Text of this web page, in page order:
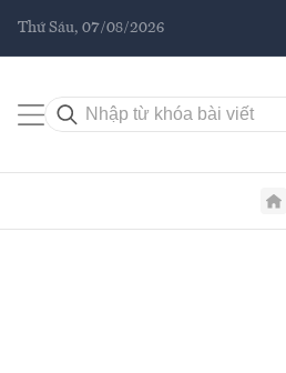
Thứ Sáu, 07/08/2026